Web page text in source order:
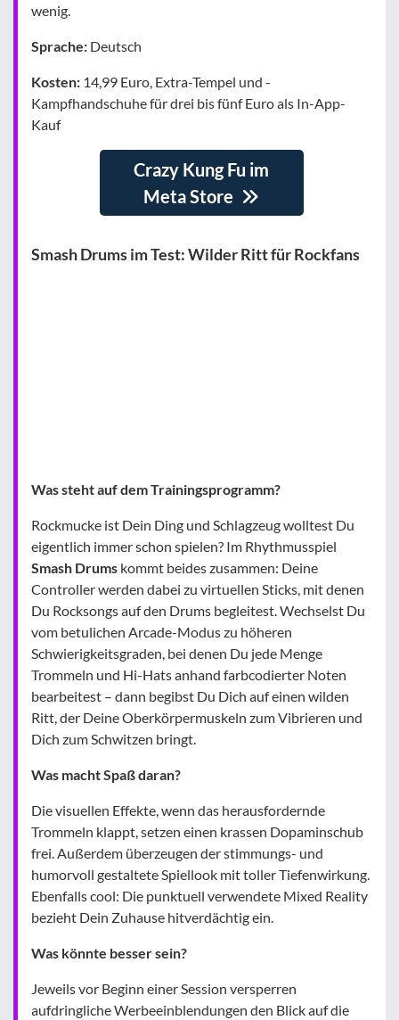
wenig.
Sprache: Deutsch
Kosten: 14,99 Euro, Extra-Tempel und -
Kampfhandschuhe für drei bis fünf Euro als In-App-
Kauf
Crazy Kung Fu im
Meta Store
Smash Drums im Test: Wilder Ritt für Rockfans
Was steht auf dem Trainingsprogramm?
Rockmucke ist Dein Ding und Schlagzeug wolltest Du
eigentlich immer schon spielen? Im Rhythmusspiel
Smash Drums kommt beides zusammen: Deine
Controller werden dabei zu virtuellen Sticks, mit denen
Du Rocksongs auf den Drums begleitest. Wechselst Du
vom betulichen Arcade-Modus zu höheren
Schwierigkeitsgraden, bei denen Du jede Menge
Trommeln und Hi-Hats anhand farbcodierter Noten
bearbeitest – dann begibst Du Dich auf einen wilden
Ritt, der Deine Oberkörpermuskeln zum Vibrieren und
Dich zum Schwitzen bringt.
Was macht Spaß daran?
Die visuellen Effekte, wenn das herausfordernde
Trommeln klappt, setzen einen krassen Dopaminschub
frei. Außerdem überzeugen der stimmungs- und
humorvoll gestaltete Spiellook mit toller Tiefenwirkung.
Ebenfalls cool: Die punktuell verwendete Mixed Reality
bezieht Dein Zuhause hitverdächtig ein.
Was könnte besser sein?
Jeweils vor Beginn einer Session versperren
aufdringliche Werbeeinblendungen den Blick auf die